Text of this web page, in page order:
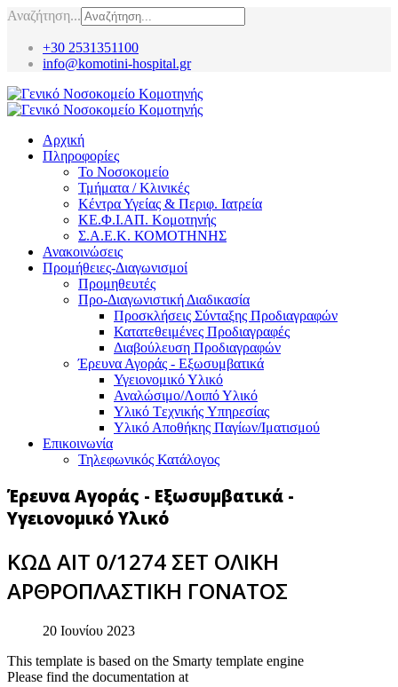
Αναζήτηση...
+30 2531351100
info@komotini-hospital.gr
Αρχική
Πληροφορίες
Το Νοσοκομείο
Τμήματα / Κλινικές
Κέντρα Υγείας & Περιφ. Ιατρεία
ΚΕ.Φ.Ι.ΑΠ. Κομοτηνής
Σ.Α.Ε.Κ. ΚΟΜΟΤΗΝΗΣ
Ανακοινώσεις
Προμήθειες-Διαγωνισμοί
Προμηθευτές
Προ-Διαγωνιστική Διαδικασία
Προσκλήσεις Σύνταξης Προδιαγραφών
Κατατεθειμένες Προδιαγραφές
Διαβούλευση Προδιαγραφών
Έρευνα Αγοράς - Εξωσυμβατικά
Υγειονομικό Υλικό
Αναλώσιμο/Λοιπό Υλικό
Υλικό Tεχνικής Yπηρεσίας
Υλικό Αποθήκης Παγίων/Ιματισμού
Επικοινωνία
Τηλεφωνικός Κατάλογος
Έρευνα Αγοράς - Εξωσυμβατικά -
Υγειονομικό Υλικό
ΚΩΔ ΑΙΤ 0/1274 ΣΕΤ ΟΛΙΚΗ
ΑΡΘΡΟΠΛΑΣΤΙΚΗ ΓΟΝΑΤΟΣ
20 Ιουνίου 2023
This template is based on the Smarty template engine
Please find the documentation at